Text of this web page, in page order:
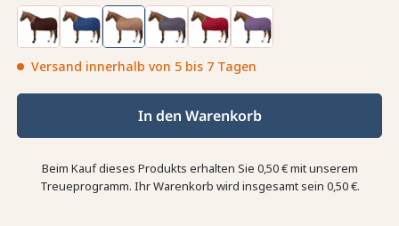
Versand innerhalb von 5 bis 7 Tagen
In den Warenkorb
Beim Kauf dieses Produkts erhalten Sie 0,50 €mit unserem
Treueprogramm. Ihr Warenkorb wird insgesamt sein 0,50 €.